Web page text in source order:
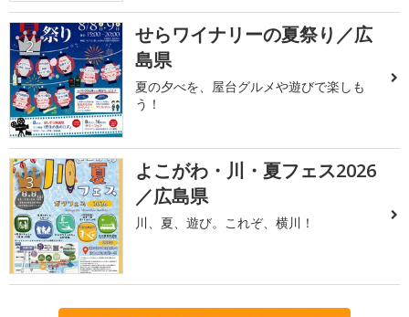
2
せらワイナリーの夏祭り／広
島県
夏の夕べを、屋台グルメや遊びで楽しも
う！
3
よこがわ・川・夏フェス2026
／広島県
川、夏、遊び。これぞ、横川！